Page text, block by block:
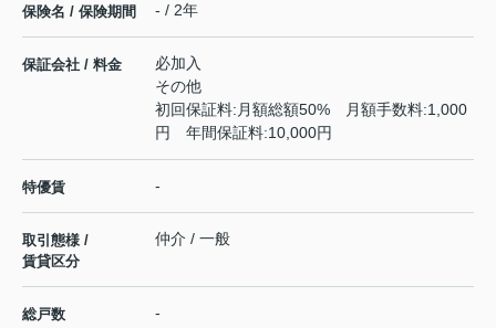
保険名 / 保険期間 - / 2年
保証会社 / 料金
必加入
その他
初回保証料:月額総額50% 月額手数料:1,000
円 年間保証料:10,000円
特優賃 -
取引態様 /
賃貸区分
仲介 / 一般
総戸数 -